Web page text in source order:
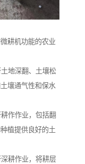
耕机功能的农业
地深翻、土壤松
壤通气性和保水
作作业，包括翻
植提供良好的土
耕作业，将耕层